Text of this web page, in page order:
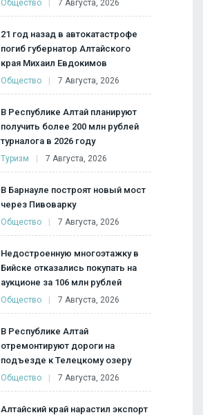
Общество 7 Августа, 2026
21 год назад в автокатастрофе
погиб губернатор Алтайского
края Михаил Евдокимов
Общество 7 Августа, 2026
В Республике Алтай планируют
получить более 200 млн рублей
турналога в 2026 году
Туризм 7 Августа, 2026
В Барнауле построят новый мост
через Пивоварку
Общество 7 Августа, 2026
Недостроенную многоэтажку в
Бийске отказались покупать на
аукционе за 106 млн рублей
Общество 7 Августа, 2026
В Республике Алтай
отремонтируют дороги на
подъезде к Телецкому озеру
Общество 7 Августа, 2026
Алтайский край нарастил экспорт